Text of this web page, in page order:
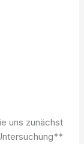
uns zunächst